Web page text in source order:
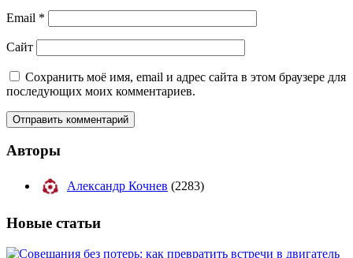
Email *
Сайт
Сохранить моё имя, email и адрес сайта в этом браузере для
последующих моих комментариев.
Авторы
Александр Кочнев (2283)
Новые статьи